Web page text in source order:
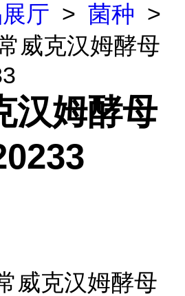
厅 > 菌种 >
威克汉姆酵母
汉姆酵母
威克汉姆酵母